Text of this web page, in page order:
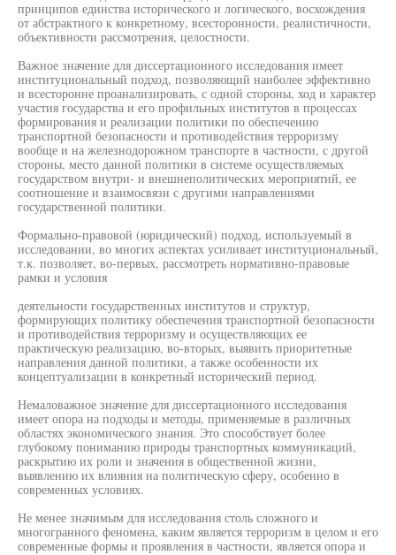
принципов единства исторического и логического, восхождения
от абстрактного к конкретному, всесторонности, реалистичности,
объективности рассмотрения, целостности.
Важное значение для диссертационного исследования имеет
институциональный подход, позволяющий наиболее эффективно
и всесторонне проанализировать, с одной стороны, ход и характер
участия государства и его профильных институтов в процессах
формирования и реализации политики по обеспечению
транспортной безопасности и противодействия терроризму
вообще и на железнодорожном транспорте в частности, с другой
стороны, место данной политики в системе осуществляемых
государством внутри- и внешнеполитических мероприятий, ее
соотношение и взаимосвязи с другими направлениями
государственной политики.
Формально-правовой (юридический) подход, используемый в
исследовании, во многих аспектах усиливает институциональный,
т.к. позволяет, во-первых, рассмотреть нормативно-правовые
рамки и условия
деятельности государственных институтов и структур,
формирующих политику обеспечения транспортной безопасности
и противодействия терроризму и осуществляющих ее
практическую реализацию, во-вторых, выявить приоритетные
направления данной политики, а также особенности их
концептуализации в конкретный исторический период.
Немаловажное значение для диссертационного исследования
имеет опора на подходы и методы, применяемые в различных
областях экономического знания. Это способствует более
глубокому пониманию природы транспортных коммуникаций,
раскрытию их роли и значения в общественной жизни,
выявлению их влияния на политическую сферу, особенно в
современных условиях.
Не менее значимым для исследования столь сложного и
многогранного феномена, каким является терроризм в целом и его
современные формы и проявления в частности, является опора и